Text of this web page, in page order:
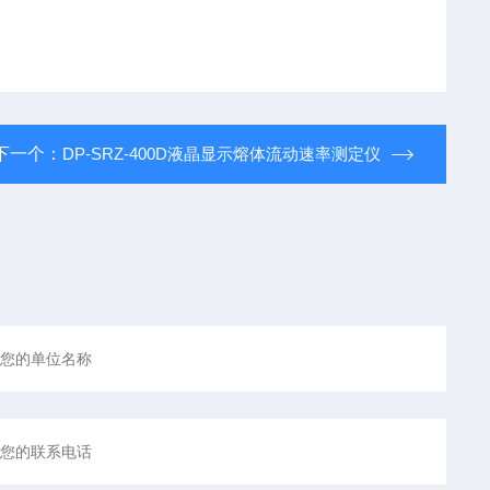
一个： DP-SRZ-400D液晶显示熔体流动速率测定仪